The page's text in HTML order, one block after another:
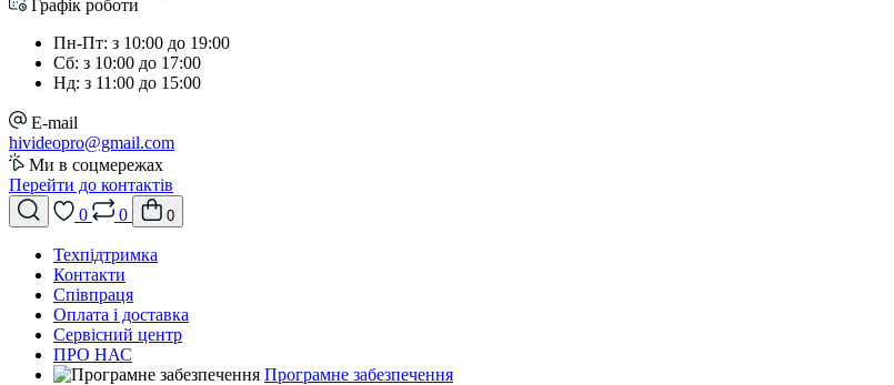
Графік роботи
Пн-Пт: з 10:00 до 19:00
Сб: з 10:00 до 17:00
Нд: з 11:00 до 15:00
E-mail
hivideopro@gmail.com
Ми в соцмережах
Перейти до контактів
0
0 0
Техпідтримка
Контакти
Співпраця
Оплата і доставка
Сервісний центр
ПРО НАС
Програмне забезпечення